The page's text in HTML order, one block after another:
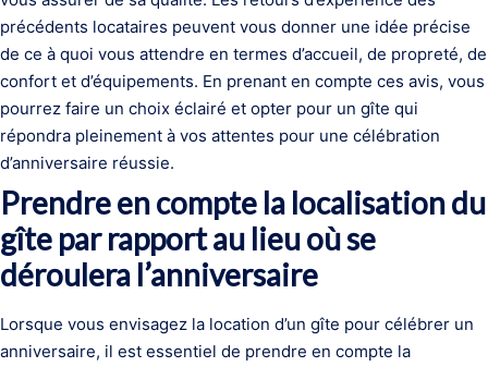
précédents locataires peuvent vous donner une idée précise
de ce à quoi vous attendre en termes d’accueil, de propreté, de
confort et d’équipements. En prenant en compte ces avis, vous
pourrez faire un choix éclairé et opter pour un gîte qui
répondra pleinement à vos attentes pour une célébration
d’anniversaire réussie.
Prendre en compte la localisation du
gîte par rapport au lieu où se
déroulera l’anniversaire
Lorsque vous envisagez la location d’un gîte pour célébrer un
anniversaire, il est essentiel de prendre en compte la